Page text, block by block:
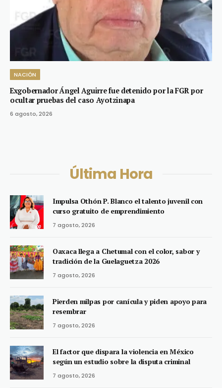
NACIÓN
Exgobernador Ángel Aguirre fue detenido por la FGR por
ocultar pruebas del caso Ayotzinapa
6 agosto, 2026
Última Hora
Impulsa Othón P. Blanco el talento juvenil con
curso gratuito de emprendimiento
7 agosto, 2026
Oaxaca llega a Chetumal con el color, sabor y
tradición de la Guelaguetza 2026
7 agosto, 2026
Pierden milpas por canícula y piden apoyo para
resembrar
7 agosto, 2026
El factor que dispara la violencia en México
según un estudio sobre la disputa criminal
7 agosto, 2026